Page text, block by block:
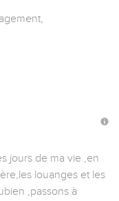
jours de ma vie ,en
louanges et les
,passons à